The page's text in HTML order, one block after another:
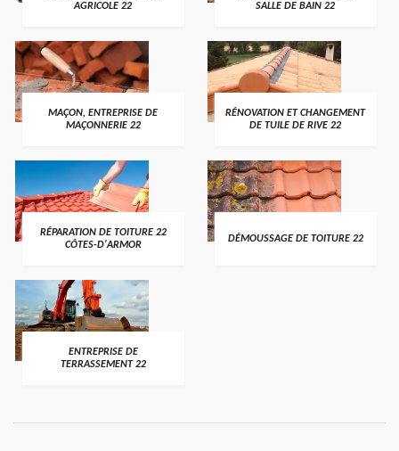
AGRICOLE 22
SALLE DE BAIN 22
MAÇON, ENTREPRISE DE
MAÇONNERIE 22
RÉNOVATION ET CHANGEMENT
DE TUILE DE RIVE 22
RÉPARATION DE TOITURE 22
CÔTES-D'ARMOR
DÉMOUSSAGE DE TOITURE 22
ENTREPRISE DE
TERRASSEMENT 22